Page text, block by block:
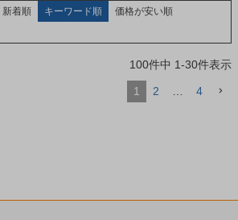
新着順 キーワード順
価格が安い順
100件中 1-30件表示
1 2 … 4